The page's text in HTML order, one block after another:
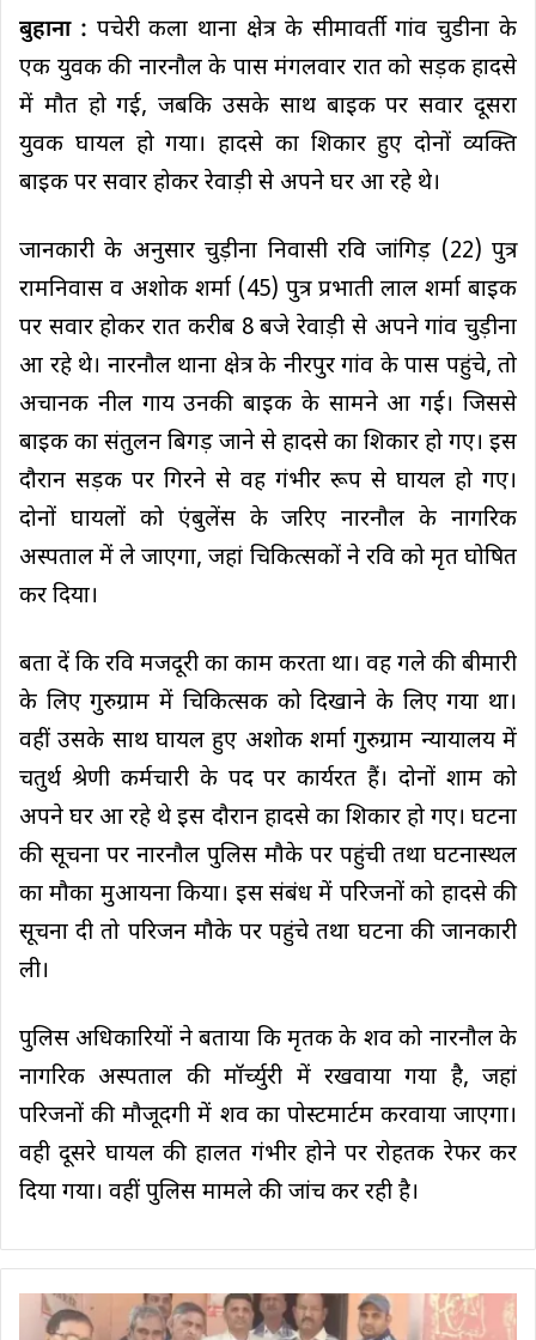
बुहाना : पचेरी कला थाना क्षेत्र के सीमावर्ती गांव चुडीना के
एक युवक की नारनौल के पास मंगलवार रात को सड़क हादसे
में मौत हो गई, जबकि उसके साथ बाइक पर सवार दूसरा
युवक घायल हो गया। हादसे का शिकार हुए दोनों व्यक्ति
बाइक पर सवार होकर रेवाड़ी से अपने घर आ रहे थे।
जानकारी के अनुसार चुड़ीना निवासी रवि जांगिड़ (22) पुत्र
रामनिवास व अशोक शर्मा (45) पुत्र प्रभाती लाल शर्मा बाइक
पर सवार होकर रात करीब 8 बजे रेवाड़ी से अपने गांव चुड़ीना
आ रहे थे। नारनौल थाना क्षेत्र के नीरपुर गांव के पास पहुंचे, तो
अचानक नील गाय उनकी बाइक के सामने आ गई। जिससे
बाइक का संतुलन बिगड़ जाने से हादसे का शिकार हो गए। इस
दौरान सड़क पर गिरने से वह गंभीर रूप से घायल हो गए।
दोनों घायलों को एंबुलेंस के जरिए नारनौल के नागरिक
अस्पताल में ले जाएगा, जहां चिकित्सकों ने रवि को मृत घोषित
कर दिया।
बता दें कि रवि मजदूरी का काम करता था। वह गले की बीमारी
के लिए गुरुग्राम में चिकित्सक को दिखाने के लिए गया था।
वहीं उसके साथ घायल हुए अशोक शर्मा गुरुग्राम न्यायालय में
चतुर्थ श्रेणी कर्मचारी के पद पर कार्यरत हैं। दोनों शाम को
अपने घर आ रहे थे इस दौरान हादसे का शिकार हो गए। घटना
की सूचना पर नारनौल पुलिस मौके पर पहुंची तथा घटनास्थल
का मौका मुआयना किया। इस संबंध में परिजनों को हादसे की
सूचना दी तो परिजन मौके पर पहुंचे तथा घटना की जानकारी
ली।
पुलिस अधिकारियों ने बताया कि मृतक के शव को नारनौल के
नागरिक अस्पताल की मॉर्च्युरी में रखवाया गया है, जहां
परिजनों की मौजूदगी में शव का पोस्टमार्टम करवाया जाएगा।
वही दूसरे घायल की हालत गंभीर होने पर रोहतक रेफर कर
दिया गया। वहीं पुलिस मामले की जांच कर रही है।